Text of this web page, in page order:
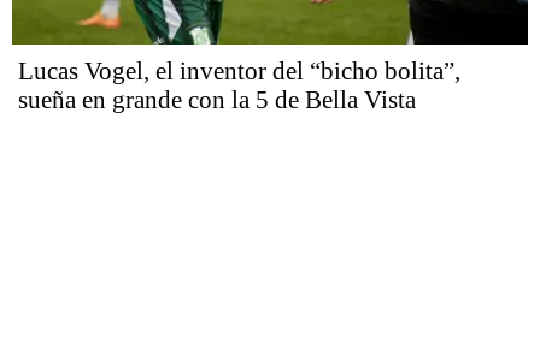
Lucas Vogel, el inventor del “bicho bolita”,
sueña en grande con la 5 de Bella Vista